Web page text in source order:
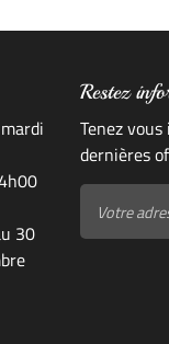
30
Restez
Tenez
dernières